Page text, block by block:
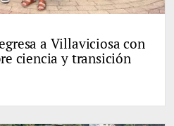
a Villaviciosa con
ciencia y transición